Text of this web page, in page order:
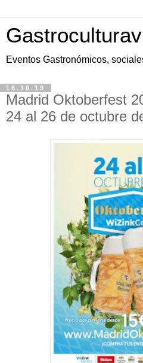
Eventos Gastronómicos,
16.10.19
Madrid Oktoberfest
24 al 26 de octubre